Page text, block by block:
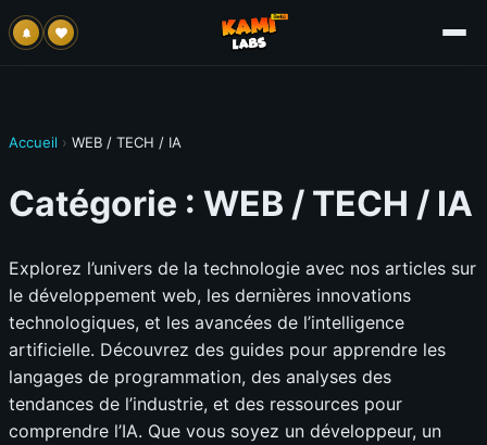
Accueil › WEB / TECH / IA
Catégorie : WEB / TECH / IA
Explorez l’univers de la technologie avec nos articles sur
le développement web, les dernières innovations
technologiques, et les avancées de l’intelligence
artificielle. Découvrez des guides pour apprendre les
langages de programmation, des analyses des
tendances de l’industrie, et des ressources pour
comprendre l’IA. Que vous soyez un développeur, un